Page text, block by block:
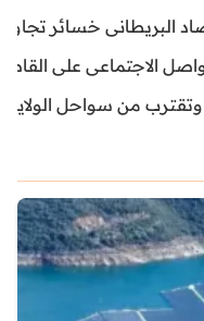
خسائر تجاوزت 1.5 مليار
الاجتماعي على القاصرين
وتقترب من سواحل